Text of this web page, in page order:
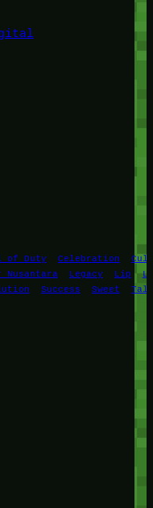
of Duty Celebration
Legacy Lip
Success Sweet Tale